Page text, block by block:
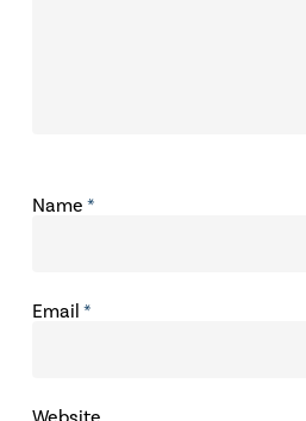
Name *
Email *
Website